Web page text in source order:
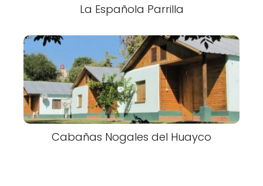
La Española Parrilla
Cabañas Nogales del Huayco